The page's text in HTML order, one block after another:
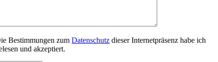
Bestimmungen zumDatenschutz dieser Internetpräsenz habe ich
und akzeptiert.